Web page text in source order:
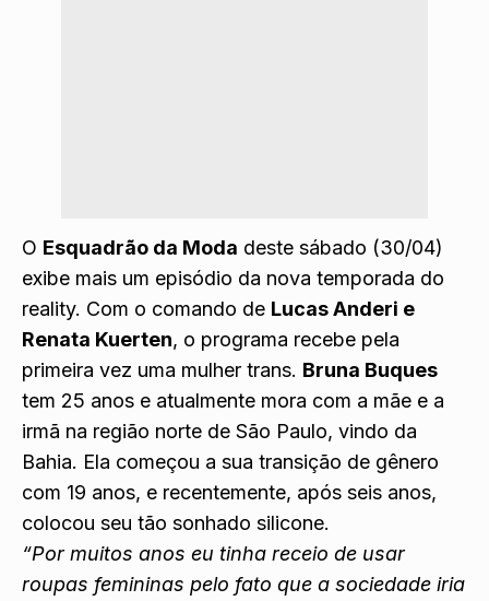
O Esquadrão da Moda deste sábado (30/04)
exibe mais um episódio da nova temporada do
reality. Com o comando de Lucas Anderi e
Renata Kuerten, o programa recebe pela
primeira vez uma mulher trans. Bruna Buques
tem 25 anos e atualmente mora com a mãe e a
irmã na região norte de São Paulo, vindo da
Bahia. Ela começou a sua transição de gênero
com 19 anos, e recentemente, após seis anos,
colocou seu tão sonhado silicone.
“Por muitos anos eu tinha receio de usar
roupas femininas pelo fato que a sociedade iria